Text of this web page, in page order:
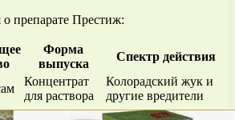
препарате Престиж:
Форма
выпуска
Спектр действия
Концентрат
для раствора
Колорадский жук и
другие вредители